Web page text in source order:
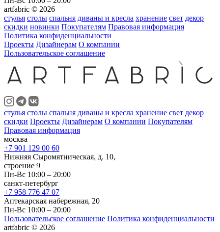
artfabric © 2026
стулья столы спальня диваны и кресла хранение свет декор
скидки новинки Покупателям Правовая информация
Политика конфиденциальности
Проекты Дизайнерам О компании
Пользовательское соглашение
стулья столы спальня диваны и кресла хранение свет декор
скидки Проекты Дизайнерам О компании Покупателям
Правовая информация
москва
+7 901 129 00 60
Нижняя Сыромятническая, д. 10,
строение 9
Пн-Вс 10:00 – 20:00
санкт-петербург
+7 958 776 47 07
Аптекарская набережная, 20
Пн-Вс 10:00 – 20:00
Пользовательское соглашение Политика конфиденциальности
artfabric © 2026